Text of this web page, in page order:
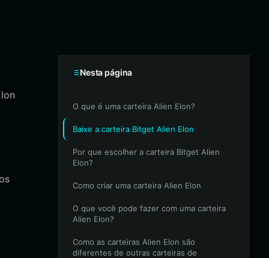
Nesta página
O que é uma carteira Alien Elon?
Baixe a carteira Bitget Alien Elon
Por que escolher a carteira Bitget Alien
Elon?
Como criar uma carteira Alien Elon
O que você pode fazer com uma carteira
Alien Elon?
Como as carteiras Alien Elon são
diferentes de outras carteiras de